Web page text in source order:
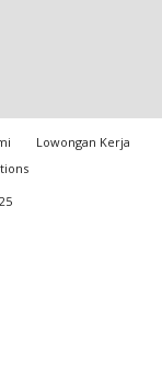
Lowongan Kerja